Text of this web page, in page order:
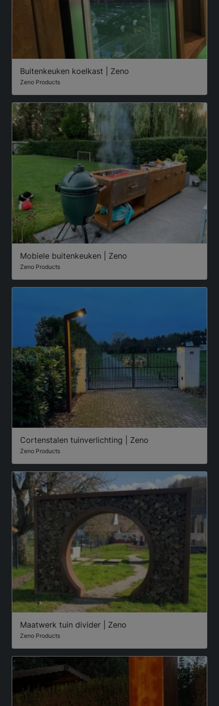
Buitenkeuken koelkast | Zeno
Zeno Products
Mobiele buitenkeuken | Zeno
Zeno Products
Cortenstalen tuinverlichting | Zeno
Zeno Products
Maatwerk tuin divider | Zeno
Zeno Products